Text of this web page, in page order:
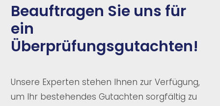
Beauftragen Sie uns für
ein
Überprüfungsgutachten!
Unsere Experten stehen Ihnen zur Verfügung,
um Ihr bestehendes Gutachten sorgfältig zu